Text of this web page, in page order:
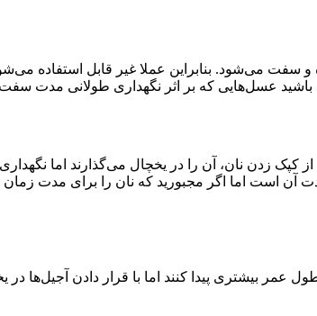
سفت می‌شود. بنابراین عملا غیر قابل استفاده
عسل‌هایی که بر اثر نگهداری طولانی مدت
کپک زدن نان، آن را در یخچال می‌گذارند اما
است اما اگر مجبورید که نان را برای مدت زمان
بیشتری پیدا کنند اما با قرار دادن آجیل‌ها در